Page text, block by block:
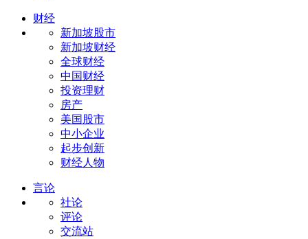
财经
新加坡股市
新加坡财经
全球财经
中国财经
投资理财
房产
美国股市
中小企业
起步创新
财经人物
言论
社论
评论
交流站